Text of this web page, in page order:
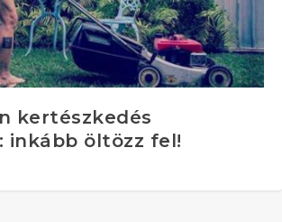
kertészkedés
inkább öltözz fel!